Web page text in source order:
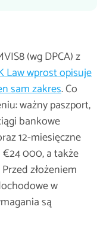
(wg DPCA) z
Law wprost opisuje
sam zakres. Co
ważny paszport,
bankowe
12-miesięczne
€24 000, a także
złożeniem
w
są